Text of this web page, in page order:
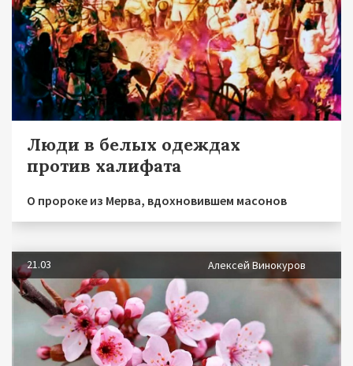
Люди в белых одеждах
против халифата
О пророке из Мерва, вдохновившем масонов
21.03 Алексей Винокуров